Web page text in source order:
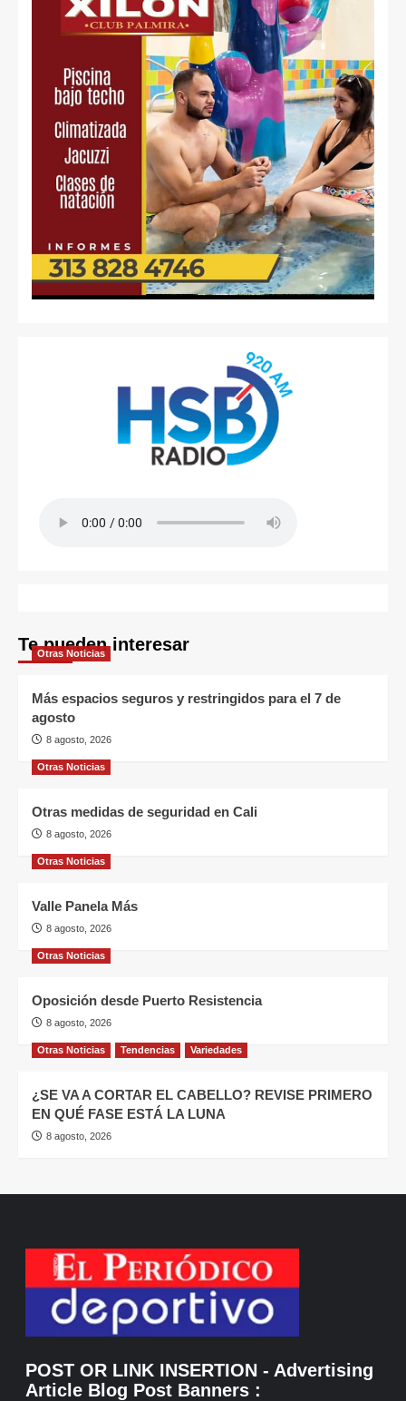
Te pueden interesar
Otras Noticias
Más espacios seguros y restringidos para el 7 de
agosto
8 agosto, 2026
Otras Noticias
Otras medidas de seguridad en Cali
8 agosto, 2026
Otras Noticias
Valle Panela Más
8 agosto, 2026
Otras Noticias
Oposición desde Puerto Resistencia
8 agosto, 2026
Otras Noticias Tendencias Variedades
¿SE VA A CORTAR EL CABELLO? REVISE PRIMERO
EN QUÉ FASE ESTÁ LA LUNA
8 agosto, 2026
POST OR LINK INSERTION - Advertising
Article Blog Post Banners :